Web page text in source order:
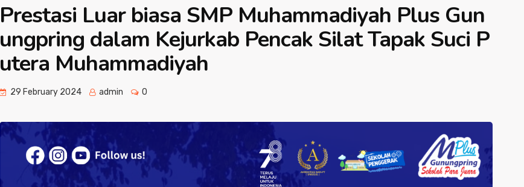
Prestasi Luar biasa SMP Muhammadiyah Plus Gun
ungpring dalam Kejurkab Pencak Silat Tapak Suci P
utera Muhammadiyah
29 February 2024 admin 0